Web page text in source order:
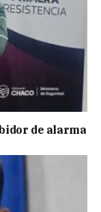
de alarma